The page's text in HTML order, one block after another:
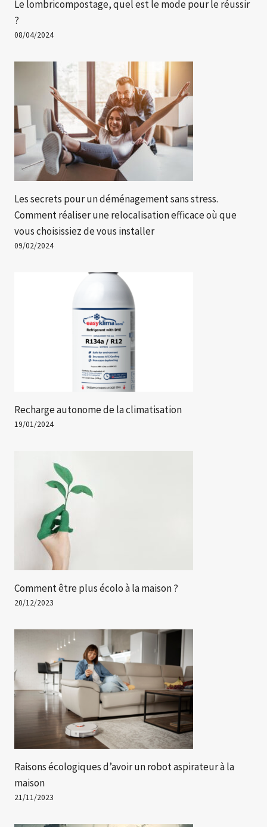
Le lombricompostage, quel est le mode pour le réussir
?
08/04/2024
Les secrets pour un déménagement sans stress.
Comment réaliser une relocalisation efficace où que
vous choisissiez de vous installer
09/02/2024
Recharge autonome de la climatisation
19/01/2024
Comment être plus écolo à la maison ?
20/12/2023
Raisons écologiques d’avoir un robot aspirateur à la
maison
21/11/2023